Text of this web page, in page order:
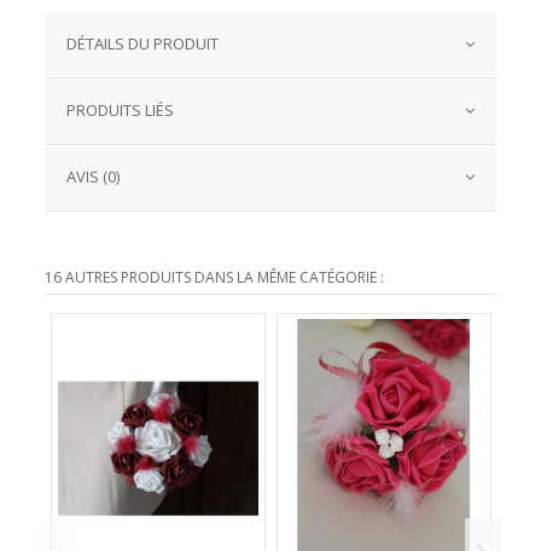
DÉTAILS DU PRODUIT
PRODUITS LIÉS
AVIS (0)
16 AUTRES PRODUITS DANS LA MÊME CATÉGORIE :